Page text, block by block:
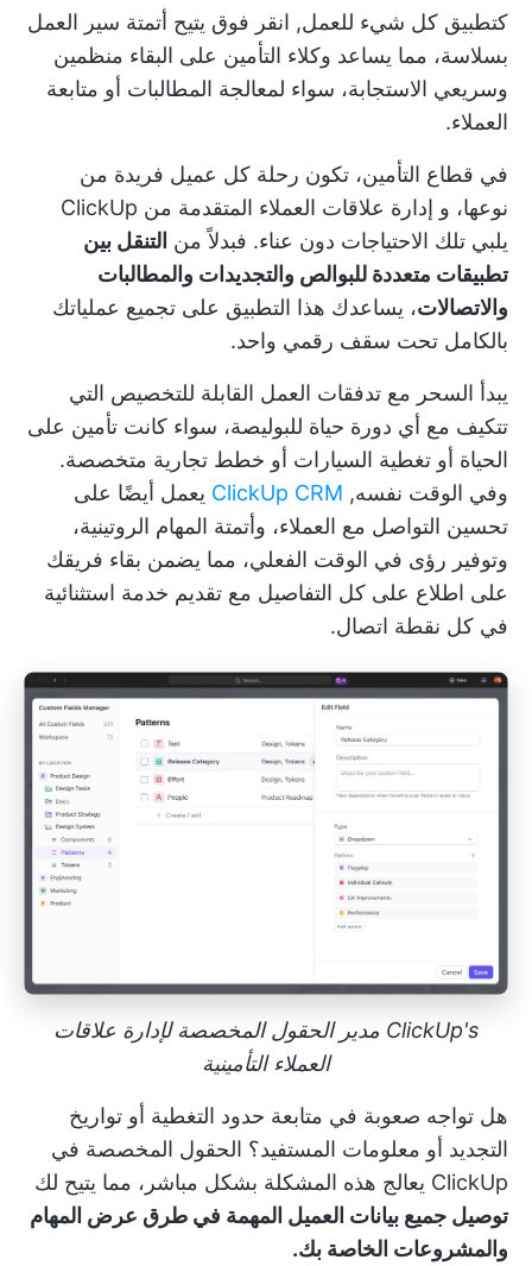
كتطبيق كل شيء للعمل, انقر فوق يتيح أتمتة سير العمل
بسلاسة، مما يساعد وكلاء التأمين على البقاء منظمين
وسريعي الاستجابة، سواء لمعالجة المطالبات أو متابعة
العملاء.
في قطاع التأمين، تكون رحلة كل عميل فريدة من
نوعها، و إدارة علاقات العملاء المتقدمة من ClickUp
يلبي تلك الاحتياجات دون عناء. فبدلاً من التنقل بين
تطبيقات متعددة للبوالص والتجديدات والمطالبات
والاتصالات، يساعدك هذا التطبيق على تجميع عملياتك
بالكامل تحت سقف رقمي واحد.
يبدأ السحر مع تدفقات العمل القابلة للتخصيص التي
تتكيف مع أي دورة حياة للبوليصة، سواء كانت تأمين على
الحياة أو تغطية السيارات أو خطط تجارية متخصصة.
وفي الوقت نفسه, ClickUp CRM يعمل أيضًا على
تحسين التواصل مع العملاء، وأتمتة المهام الروتينية،
وتوفير رؤى في الوقت الفعلي، مما يضمن بقاء فريقك
على اطلاع على كل التفاصيل مع تقديم خدمة استثنائية
في كل نقطة اتصال.
ClickUp's مدير الحقول المخصصة لإدارة علاقات
العملاء التأمينية
هل تواجه صعوبة في متابعة حدود التغطية أو تواريخ
التجديد أو معلومات المستفيد؟ الحقول المخصصة في
ClickUp يعالج هذه المشكلة بشكل مباشر، مما يتيح لك
توصيل جميع بيانات العميل المهمة في طرق عرض المهام
والمشروعات الخاصة بك.